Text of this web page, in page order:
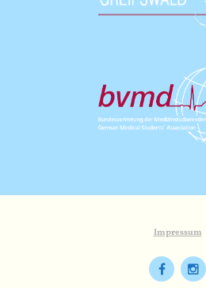
Impressum